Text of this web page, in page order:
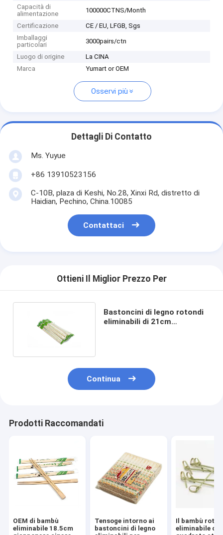
Capacità di
alimentazione
100000CTNS/Month
Certificazione
CE / EU, LFGB, Sgs
Imballaggi
particolari
3000pairs/ctn
Luogo di origine
La CINA
Marca
Yumart or OEM
Osservi più
Dettagli Di Contatto
Ms. Yuyue
+86 13910523156
C-10B, plaza di Keshi, No.28, Xinxi Rd, distretto di
Haidian, Pechino, China.10085
Contattaci
Ottieni Il Miglior Prezzo Per
Bastoncini di legno rotondi
eliminabili di 21cm
Continua
Prodotti Raccomandati
OEM di bambù
eliminabile 18.5cm
Tensoge intorno ai
bastoncini di legno
Il bambù
eliminabile del